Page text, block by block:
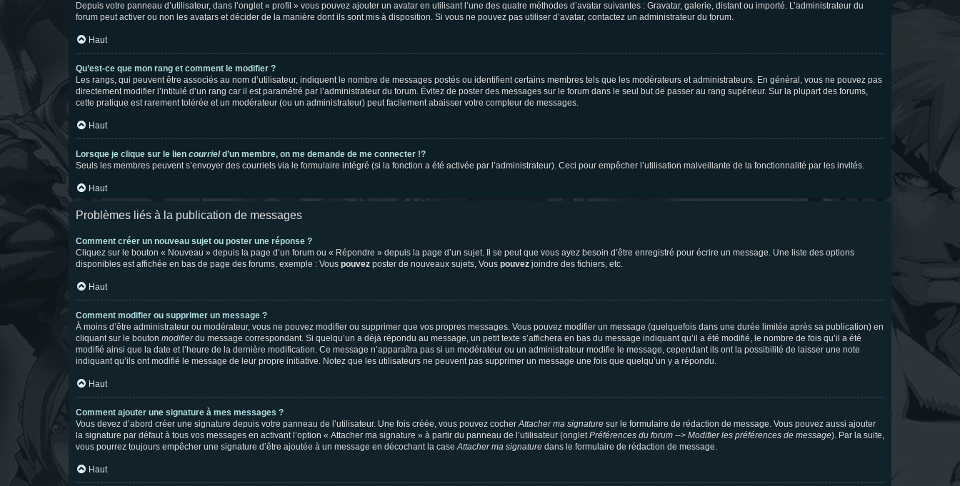
Depuis votre panneau d’utilisateur, dans l’onglet « profil » vous pouvez ajouter un avatar en utilisant l’une des quatre méthodes d’avatar suivantes : Gravatar, galerie, distant ou importé. L’administrateur du
forum peut activer ou non les avatars et décider de la manière dont ils sont mis à disposition. Si vous ne pouvez pas utiliser d’avatar, contactez un administrateur du forum.
Haut
Qu’est-ce que mon rang et comment le modifier ?
Les rangs, qui peuvent être associés au nom d’utilisateur, indiquent le nombre de messages postés ou identifient certains membres tels que les modérateurs et administrateurs. En général, vous ne pouvez pas
directement modifier l’intitulé d’un rang car il est paramétré par l’administrateur du forum. Évitez de poster des messages sur le forum dans le seul but de passer au rang supérieur. Sur la plupart des forums,
cette pratique est rarement tolérée et un modérateur (ou un administrateur) peut facilement abaisser votre compteur de messages.
Haut
Lorsque je clique sur le lien courrield’un membre, on me demande de me connecter !?
Seuls les membres peuvent s’envoyer des courriels via le formulaire intégré (si la fonction a été activée par l’administrateur). Ceci pour empêcher l’utilisation malveillante de la fonctionnalité par les invités.
Haut
Problèmes liés à la publication de messages
Comment créer un nouveau sujet ou poster une réponse ?
Cliquez sur le bouton « Nouveau » depuis la page d’un forum ou « Répondre » depuis la page d’un sujet. Il se peut que vous ayez besoin d’être enregistré pour écrire un message. Une liste des options
disponibles est affichée en bas de page des forums, exemple : Vous pouvez poster de nouveaux sujets, Vous pouvez joindre des fichiers, etc.
Haut
Comment modifier ou supprimer un message ?
À moins d’être administrateur ou modérateur, vous ne pouvez modifier ou supprimer que vos propres messages. Vous pouvez modifier un message (quelquefois dans une durée limitée après sa publication) en
cliquant sur le bouton modifierdu message correspondant. Si quelqu’un a déjà répondu au message, un petit texte s’affichera en bas du message indiquant qu’il a été modifié, le nombre de fois qu’il a été
modifié ainsi que la date et l’heure de la dernière modification. Ce message n’apparaîtra pas si un modérateur ou un administrateur modifie le message, cependant ils ont la possibilité de laisser une note
indiquant qu’ils ont modifié le message de leur propre initiative. Notez que les utilisateurs ne peuvent pas supprimer un message une fois que quelqu’un y a répondu.
Haut
Comment ajouter une signature à mes messages ?
Vous devez d’abord créer une signature depuis votre panneau de l’utilisateur. Une fois créée, vous pouvez cocherAttacher ma signature sur le formulaire de rédaction de message. Vous pouvez aussi ajouter
la signature par défaut à tous vos messages en activant l’option « Attacher ma signature » à partir du panneau de l’utilisateur (ongletPréférences du forum --> Modifier les préférences de message). Par la suite,
vous pourrez toujours empêcher une signature d’être ajoutée à un message en décochant la caseAttacher ma signature dans le formulaire de rédaction de message.
Haut